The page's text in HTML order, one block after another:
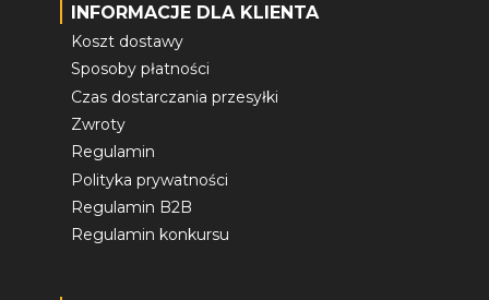
INFORMACJE DLA KLIENTA
Koszt dostawy
Sposoby płatności
Czas dostarczania przesyłki
Zwroty
Regulamin
Polityka prywatności
Regulamin B2B
Regulamin konkursu